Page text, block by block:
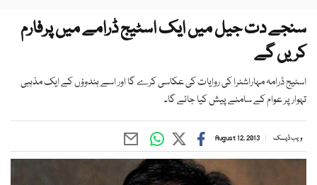
سنجے دت جیل میں ایک اسٹیج ڈرامے میں پرفارم
کریں گے
اسٹیج ڈرامہ مہاراشٹرا کی روایات کی عکاسی کرے گا اور اسے ہندوؤں کے ایک مذہبی
تہوار پر عوام کے سامنے پیش کیا جائے گا۔
ویب ڈیسک August 12, 2013